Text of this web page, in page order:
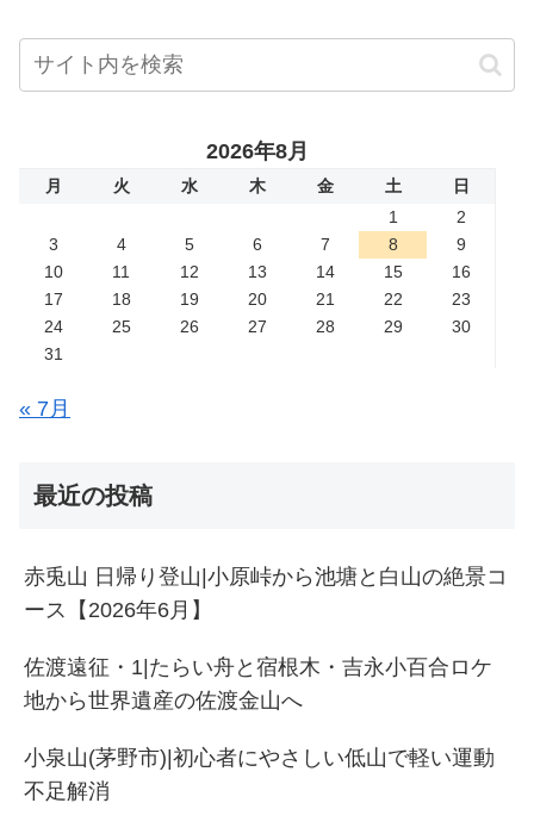
2026年8月
月 火 水 木 金 土
日
1
2
3
4 5 6 7 8
9
10
11 12 13 14 15
16
17
18 19 20 21 22
23
24
25 26 27 28 29
30
31
« 7月
最近の投稿
赤兎山 日帰り登山|小原峠から池塘と白山の絶景コ
ース【2026年6月】
佐渡遠征・1|たらい舟と宿根木・吉永小百合ロケ
地から世界遺産の佐渡金山へ
小泉山(茅野市)|初心者にやさしい低山で軽い運動
不足解消